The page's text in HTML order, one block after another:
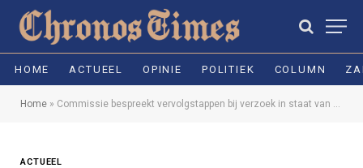
HOME ACTUEEL OPINIE POLITIEK COLUMN
Home » Commissie bespreekt vervolgstappen bij verzoek in staat van beschuldiging voormalige ministers
ACTUEEL